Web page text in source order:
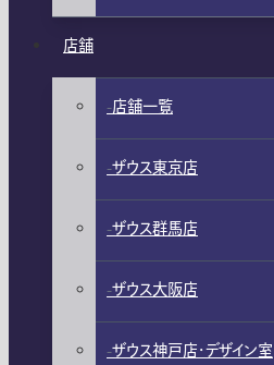
店舗
店舗一覧
ザウス東京店
ザウス群馬店
ザウス大阪店
ザウス神戸店・デザイン室